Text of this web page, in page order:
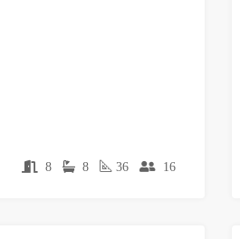
8 8 36 16